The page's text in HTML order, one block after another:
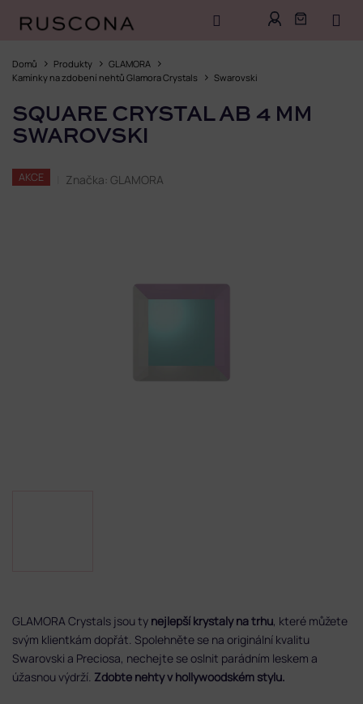
obsah
Domů Produkty
GLAMORA
Kamínky na zdobení nehtů Glamora Crystals
Swarovski
SQUARE CRYSTAL AB 4 MM
SWAROVSKI
AKCE Značka: GLAMORA
GLAMORA Crystals jsou ty nejlepší krystaly na trhu, které můžete
svým klientkám dopřát. Spolehněte se na originální kvalitu
Swarovski a Preciosa, nechejte se oslnit parádním leskem a
úžasnou výdrží. Zdobte nehty v hollywoodském stylu.